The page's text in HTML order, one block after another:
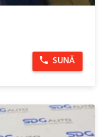
SUNĂ